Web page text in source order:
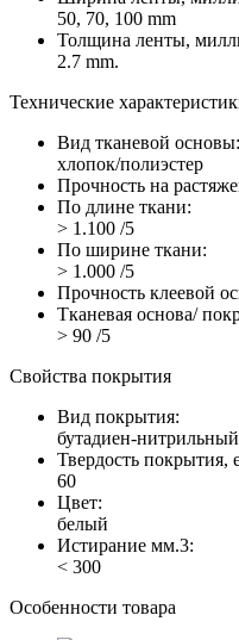
50, 70, 100 mm
Толщина ленты,
2.7 mm.
Технические
Вид тканевой основы:
хлопок/полиэстер
Прочность на
По длине ткани:
> 1.100 /5
По ширине ткани:
> 1.000 /5
Прочность клеевой
Тканевая основа/
> 90 /5
Свойства покрытия
Вид покрытия:
бутадиен-
Твердость
60
Цвет:
белый
Истирание мм.3:
< 300
Особенности товара